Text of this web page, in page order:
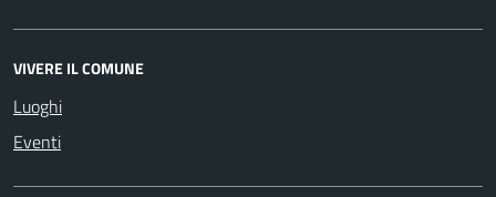
VIVERE IL COMUNE
Luoghi
Eventi